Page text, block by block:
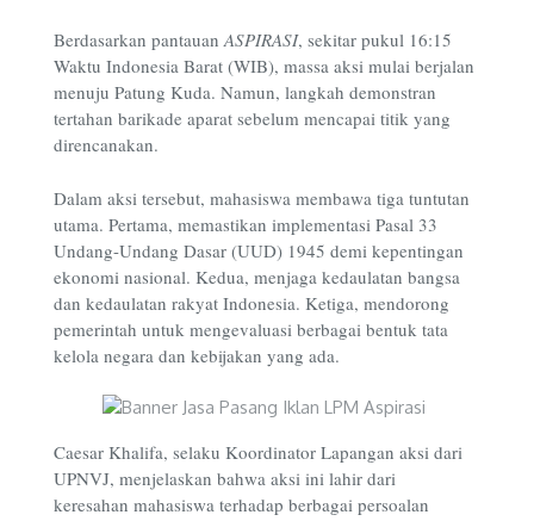
Berdasarkan pantauanASPIRASI, sekitar pukul 16:15
Waktu Indonesia Barat (WIB), massa aksi mulai berjalan
menuju Patung Kuda. Namun, langkah demonstran
tertahan barikade aparat sebelum mencapai titik yang
direncanakan.
Dalam aksi tersebut, mahasiswa membawa tiga tuntutan
utama. Pertama, memastikan implementasi Pasal 33
Undang-Undang Dasar (UUD) 1945 demi kepentingan
ekonomi nasional. Kedua, menjaga kedaulatan bangsa
dan kedaulatan rakyat Indonesia. Ketiga, mendorong
pemerintah untuk mengevaluasi berbagai bentuk tata
kelola negara dan kebijakan yang ada.
Caesar Khalifa, selaku Koordinator Lapangan aksi dari
UPNVJ, menjelaskan bahwa aksi ini lahir dari
keresahan mahasiswa terhadap berbagai persoalan